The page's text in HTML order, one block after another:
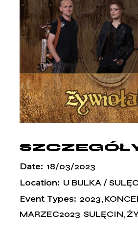
Date: 18/03/2023
Location: U BULKA /
Event Types: 2023
MARZEC2023 SULĘCIN